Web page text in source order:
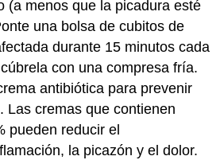
(a menos que la picadura esté
una bolsa de cubitos de
durante 15 minutos cada
con una compresa fría.
antibiótica para prevenir
Las cremas que contienen
pueden reducir el
la picazón y el dolor.